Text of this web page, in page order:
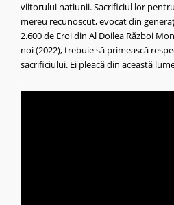
viitorului națiunii. Sacrificiul lor
mereu recunoscut, evocat din
2.600 de Eroi din Al Doilea Război
noi (2022), trebuie să primească
sacrificiului. Ei pleacă din această